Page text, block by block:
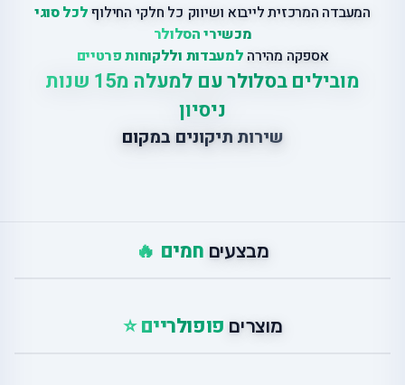
המעבדה המרכזית לייבוא ושיווק כל חלקי החילוףלכל סוגי
מכשירי הסלולר
אספקה מהירה למעבדות וללקוחות פרטיים
מובילים בסלולר עם למעלה מ15 שנות
ניסיון
שירות תיקונים במקום
מבצעים חמים 🔥
מוצרים פופולריים ⭐